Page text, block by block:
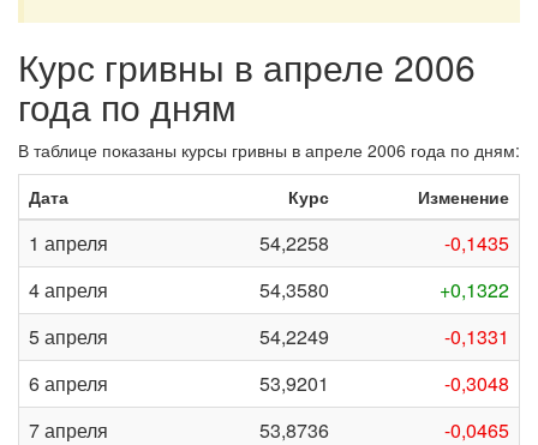
Курс гривны в апреле 2006
года по дням
В таблице показаны курсы гривны в апреле 2006 года по дням:
Дата
Курс Изменение
1 апреля 54,2258
-0,1435
4 апреля
54,3580
+0,1322
5 апреля
54,2249
-0,1331
6 апреля
53,9201
-0,3048
7 апреля
53,8736
-0,0465